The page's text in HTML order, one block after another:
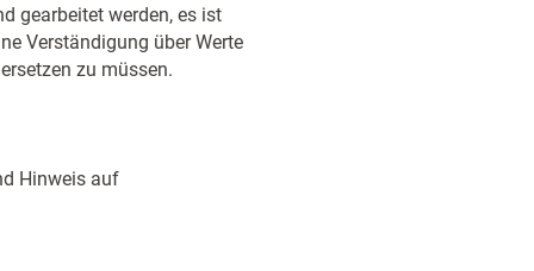
gearbeitet werden, es ist
Verständigung über Werte
zu müssen.
Hinweis auf